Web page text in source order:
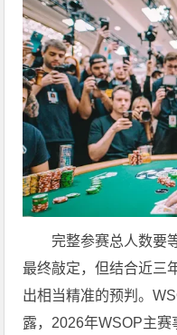
完整参赛总人数要
最终敲定，但结合近三
出相当精准的预判。
露，2026年WSOP主